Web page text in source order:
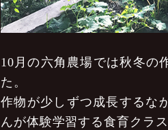
10月の六角農場では秋冬の
た。
作物が少しずつ成長するな
んが体験学習する食育クラ